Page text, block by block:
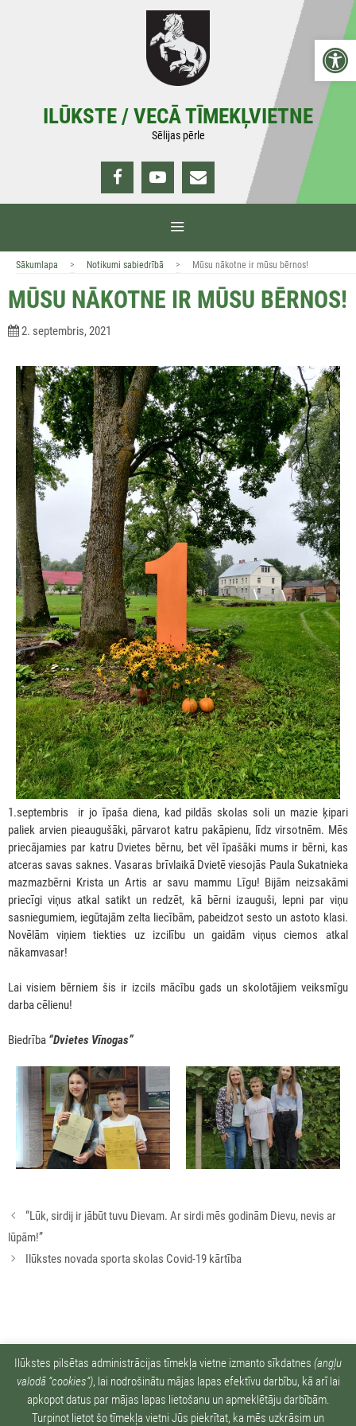
ILŪKSTE / VECĀ TĪMEKĻVIETNE
Sēlijas pērle
Sākumlapa > Notikumi sabiedrībā > Mūsu nākotne ir mūsu bērnos!
MŪSU NĀKOTNE IR MŪSU BĒRNOS!
2. septembris, 2021
1.septembris ir jo īpaša diena, kad pildās skolas soli un mazie ķipari
paliek arvien pieaugušāki, pārvarot katru pakāpienu, līdz virsotnēm. Mēs
priecājamies par katru Dvietes bērnu, bet vēl īpašāki mums ir bērni, kas
atceras savas saknes. Vasaras brīvlaikā Dvietē viesojās Paula Sukatnieka
mazmazbērni Krista un Artis ar savu mammu Līgu! Bijām neizsakāmi
priecīgi viņus atkal satikt un redzēt, kā bērni izauguši, lepni par viņu
sasniegumiem, iegūtajām zelta liecībām, pabeidzot sesto un astoto klasi.
Novēlām viņiem tiekties uz izcilību un gaidām viņus ciemos atkal
nākamvasar!
Lai visiem bērniem šis ir izcils mācību gads un skolotājiem veiksmīgu
darba cēlienu!
Biedrība “Dvietes Vīnogas”
Rakstu
navigācija
“Lūk, sirdij ir jābūt tuvu Dievam. Ar sirdi mēs godinām Dievu, nevis ar
lūpām!”
Ilūkstes novada sporta skolas Covid-19 kārtība
Ilūkstes pilsētas administrācijas tīmekļa vietne izmanto sīkdatnes (angļu
valodā “cookies“), lai nodrošinātu mājas lapas efektīvu darbību, kā arī lai
apkopot datus par mājas lapas lietošanu un apmeklētāju darbībām.
Turpinot lietot šo tīmekļa vietni Jūs piekrītat, ka mēs uzkrāsim un